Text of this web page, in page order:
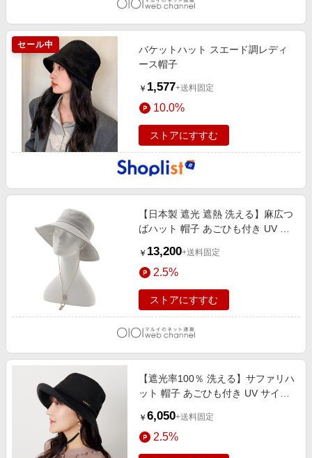
セール中
バケットハット スエード調レディ
ース帽子
￥ 1,577+送料固定
10.0%
ストアにすすむ
【日本製 遮光 遮熱 洗える】麻広つ
ばハット 帽子 あごひも付き UV サ
￥ 13,200+送料固定
2.5%
ストアにすすむ
【遮光率100％ 洗える】サファリハ
ット 帽子 あごひも付き UV サイズ
￥ 6,050+送料固定
2.5%